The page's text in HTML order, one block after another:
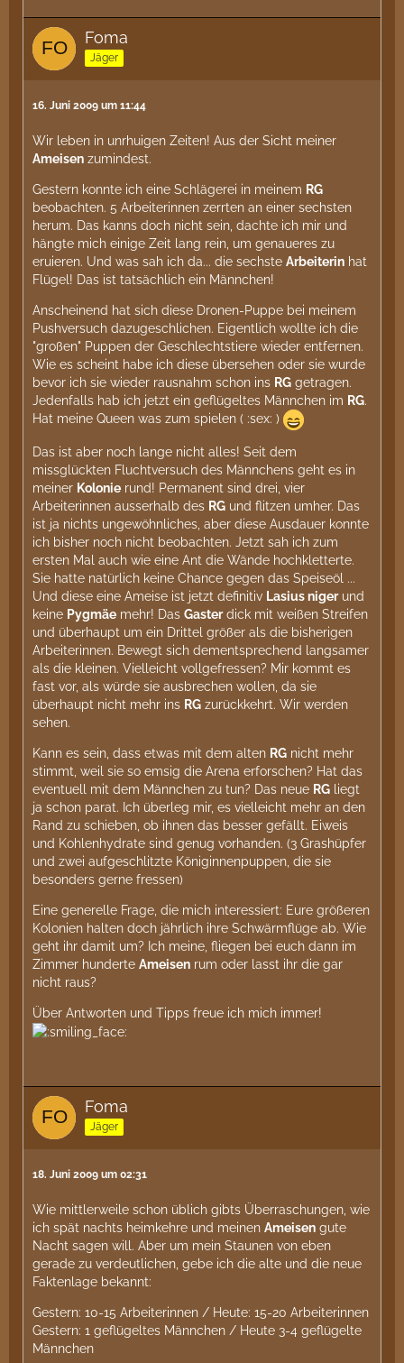
Foma
Jäger
16. Juni 2009 um 11:44
Wir leben in unrhuigen Zeiten! Aus der Sicht meiner
Ameisen zumindest.
Gestern konnte ich eine Schlägerei in meinem RG
beobachten. 5 Arbeiterinnen zerrten an einer sechsten
herum. Das kanns doch nicht sein, dachte ich mir und
hängte mich einige Zeit lang rein, um genaueres zu
eruieren. Und was sah ich da... die sechste Arbeiterin hat
Flügel! Das ist tatsächlich ein Männchen!
Anscheinend hat sich diese Dronen-Puppe bei meinem
Pushversuch dazugeschlichen. Eigentlich wollte ich die
"großen" Puppen der Geschlechtstiere wieder entfernen.
Wie es scheint habe ich diese übersehen oder sie wurde
bevor ich sie wieder rausnahm schon ins RG getragen.
Jedenfalls hab ich jetzt ein geflügeltes Männchen im RG.
Hat meine Queen was zum spielen ( :sex: )
Das ist aber noch lange nicht alles! Seit dem
missglückten Fluchtversuch des Männchens geht es in
meiner Kolonie rund! Permanent sind drei, vier
Arbeiterinnen ausserhalb des RG und flitzen umher. Das
ist ja nichts ungewöhnliches, aber diese Ausdauer konnte
ich bisher noch nicht beobachten. Jetzt sah ich zum
ersten Mal auch wie eine Ant die Wände hochkletterte.
Sie hatte natürlich keine Chance gegen das Speiseöl ...
Und diese eine Ameise ist jetzt definitiv Lasius nigerund
keine Pygmäe mehr! Das Gasterdick mit weißen Streifen
und überhaupt um ein Drittel größer als die bisherigen
Arbeiterinnen. Bewegt sich dementsprechend langsamer
als die kleinen. Vielleicht vollgefressen? Mir kommt es
fast vor, als würde sie ausbrechen wollen, da sie
überhaupt nicht mehr ins RG zurückkehrt. Wir werden
sehen.
Kann es sein, dass etwas mit dem alten RG nicht mehr
stimmt, weil sie so emsig die Arena erforschen? Hat das
eventuell mit dem Männchen zu tun? Das neue RG liegt
ja schon parat. Ich überleg mir, es vielleicht mehr an den
Rand zu schieben, ob ihnen das besser gefällt. Eiweis
und Kohlenhydrate sind genug vorhanden. (3 Grashüpfer
und zwei aufgeschlitzte Königinnenpuppen, die sie
besonders gerne fressen)
Eine generelle Frage, die mich interessiert: Eure größeren
Kolonien halten doch jährlich ihre Schwärmflüge ab. Wie
geht ihr damit um? Ich meine, fliegen bei euch dann im
Zimmer hunderte Ameisen rum oder lasst ihr die gar
nicht raus?
Über Antworten und Tipps freue ich mich immer!
Foma
Jäger
18. Juni 2009 um 02:31
Wie mittlerweile schon üblich gibts Überraschungen, wie
ich spät nachts heimkehre und meinen Ameisen gute
Nacht sagen will. Aber um mein Staunen von eben
gerade zu verdeutlichen, gebe ich die alte und die neue
Faktenlage bekannt:
Gestern: 10-15 Arbeiterinnen / Heute: 15-20 Arbeiterinnen
Gestern: 1 geflügeltes Männchen / Heute 3-4 geflügelte
Männchen